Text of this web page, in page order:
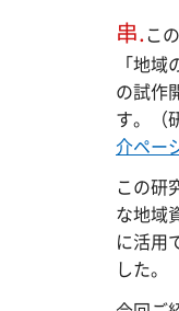
串.こ
「地
の試作
す。（
介ペー
この研
な地域
に活用
した。